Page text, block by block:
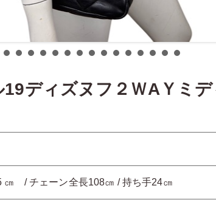
ディズヌフ２ＷAＹミ
㎝ / チェーン全長108㎝ / 持ち手24㎝